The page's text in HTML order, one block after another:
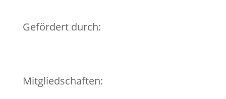
Gefördert durch:
Mitgliedschaften: